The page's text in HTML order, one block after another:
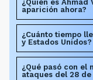
¿Quién es
aparición ahora?
¿Cuánto tiempo
y Estados Unidos?
¿Qué pasó con el
ataques del 28